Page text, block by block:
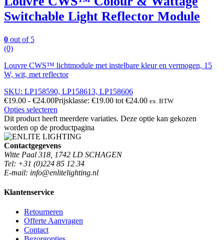
Switchable Light Reflector Module
0 out of 5
(0)
Louvre CWS™ lichtmodule met instelbare kleur en vermogen, 15
W, wit, met reflector
SKU: LP158590, LP158613, LP158606
€19.00 - €24.00Prijsklasse: €19.00 tot €24.00 ex. BTW
Opties selecteren
Dit product heeft meerdere variaties. Deze optie kan gekozen
worden op de productpagina
Contactgegevens
Witte Paal 318, 1742 LD SCHAGEN
Tel: +31 (0)224 85 12 34
E-mail: info@enlitelighting.nl
Klantenservice
Retourneren
Offerte Aanvragen
Contact